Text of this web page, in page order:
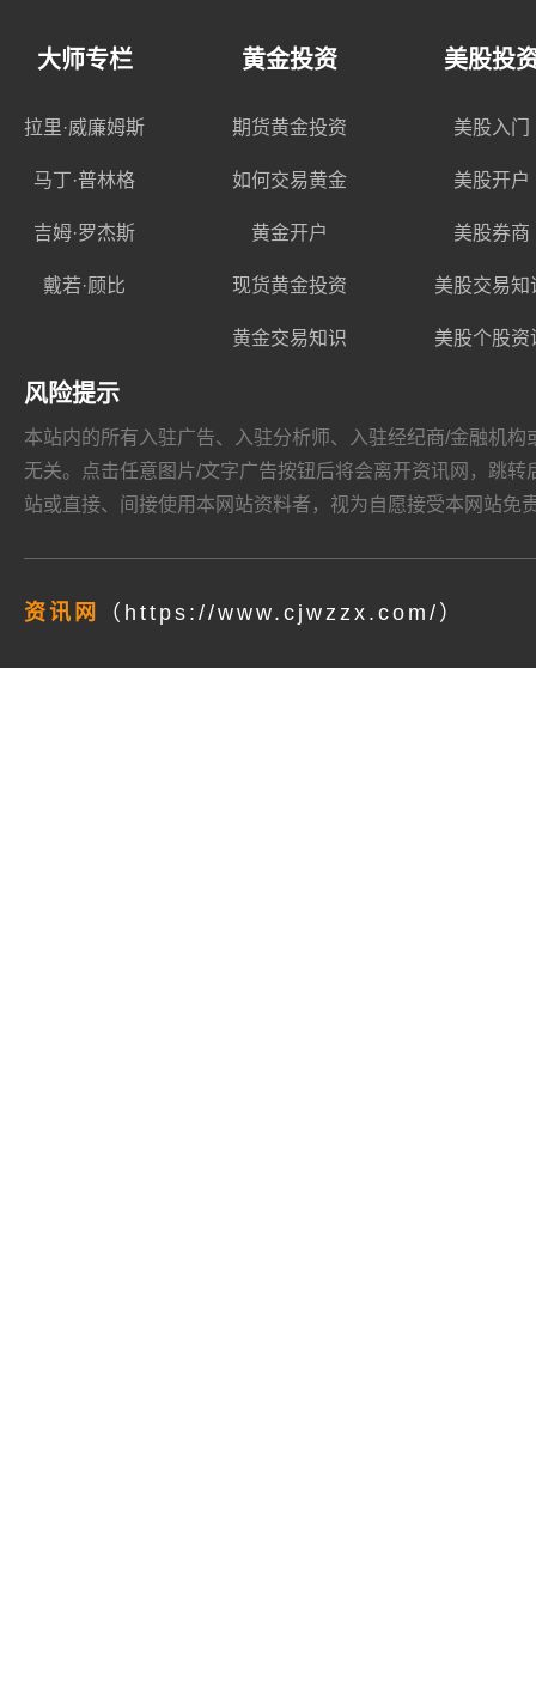
大师专栏
拉里·威廉姆斯
马丁·普林格
吉姆·罗杰斯
戴若·顾比
黄金投资
期货黄金投资
如何交易黄金
黄金开户
现货黄金投资
黄金交易知识
美股投
美股入门
美股开户
美股券商
美股交易知
美股个股资
风险提示
本站内的所有入驻广告、入驻分析师、入驻经纪商/金融机
无关。点击任意图片/文字广告按钮后将会离开资讯网，跳
站或直接、间接使用本网站资料者，视为自愿接受本网站免
资讯网 （https://www.cjwzzx.com/）